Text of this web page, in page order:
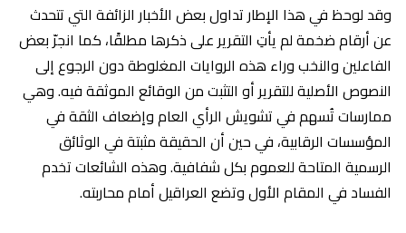
وقد لوحظ في هذا الإطار تداول بعض الأخبار الزائفة التي تتحدث
عن أرقام ضخمة لم يأتِ التقرير على ذكرها مطلقًا، كما انجرّ بعض
الفاعلين والنخب وراء هذه الروايات المغلوطة دون الرجوع إلى
النصوص الأصلية للتقرير أو التثبت من الوقائع الموثقة فيه. وهي
ممارسات تُسهم في تشويش الرأي العام وإضعاف الثقة في
المؤسسات الرقابية، في حين أن الحقيقة مثبتة في الوثائق
الرسمية المتاحة للعموم بكل شفافية. وهذه الشائعات تخدم
الفساد في المقام الأول وتضع العراقيل أمام محاربته.